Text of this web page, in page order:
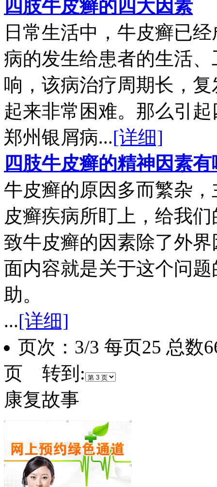
四肢牛皮癣的四大因素
日常生活中，牛皮癣已
病的发生给患者的生活
响，该病治疗周期长，
起来非常困难。那么引
郑州银屑病...[详细]
四肢牛皮癣的精神因素有
牛皮癣的原因多而繁杂
皮癣疾病所盯上，给我
致牛皮癣的因素除了外
面内容就是关于这个问
助。
...[详细]
页次：3/3 每页25 总
页 转到:
康复故事